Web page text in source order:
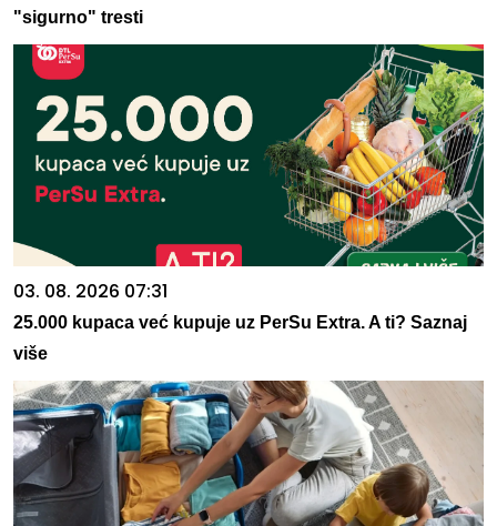
"sigurno" tresti
03. 08. 2026 07:31
25.000 kupaca već kupuje uz PerSu Extra. A ti? Saznaj
više